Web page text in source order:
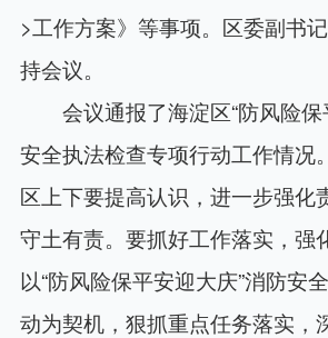
>工作方案》等事项。区委副书
持会议。
会议通报了海淀区“防风险保
安全执法检查专项行动工作情况
区上下要提高认识，进一步强化
守土有责。要抓好工作落实，强
以“防风险保平安迎大庆”消防安
动为契机，狠抓重点任务落实，